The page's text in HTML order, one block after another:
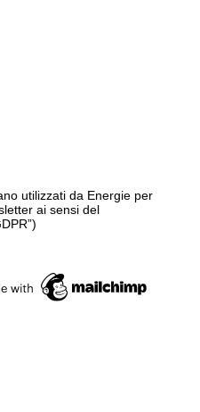
utilizzati da Energie per
ai sensi del